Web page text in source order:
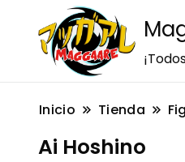
Inicio Tienda
Ai Hoshino